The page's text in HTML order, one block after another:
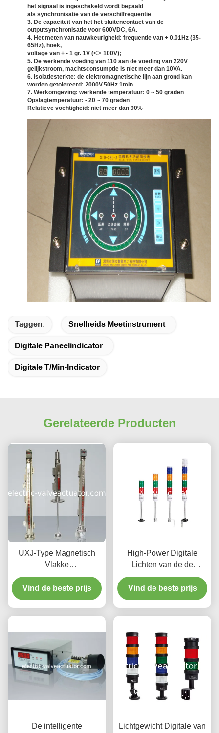
het signaal is ingeschakeld wordt bepaald
als synchronisatie van de verschilfrequentie
3. De capaciteit van het het sluitencontact van de
outputsynchronisatie voor 600VDC, 6A.
4. Het meten van nauwkeurigheid: frequentie van + 0.01Hz (35-
65Hz), hoek,
voltage van + - 1 gr. 1V (<> 100V);
5. De werkende voeding van 110 aan de voeding van 220V
gelijkstroom, machtsconsumptie is niet meer dan 10VA.
6. Isolatiesterkte: de elektromagnetische lijn aan grond kan
worden getolereerd: 2000V.50Hz.1min.
7. Werkomgeving: werkende temperatuur: 0 ~ 50 graden
Opslagtemperatuur: - 20 ~ 70 graden
Relatieve vochtigheid: niet meer dan 90%
Taggen: Snelheids Meetinstrument
Digitale Paneelindicator
Digitale T/min-Indicator
Gerelateerde Producten
UXJ-Type Magnetisch
Vlakke
Maat/Controlemechanisme,
Magnetische het
Niveauzender van UXJC
Vind de beste prijs
High-Power Digitale
Lichten van de de
Torenwaarschuwing van
de Snelheidsindicator
Efficiënte
Vind de beste prijs
De intelligente
Lichtgewicht Digitale van